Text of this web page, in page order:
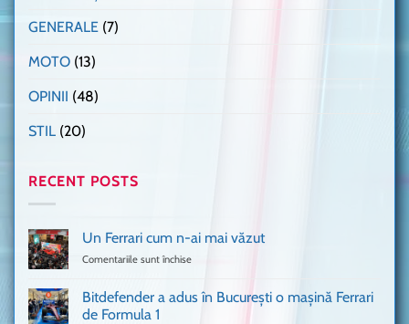
GENERALE (7)
MOTO (13)
OPINII (48)
STIL (20)
RECENT POSTS
Un Ferrari cum n-ai mai văzut
Comentariile sunt închise
Ferrari
cum
Bitdefender a adus în București o mașină Ferrari
de Formula 1